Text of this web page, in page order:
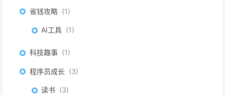
省钱攻略 1
AI工具 1
科技趣事 1
程序员成长 3
读书 3